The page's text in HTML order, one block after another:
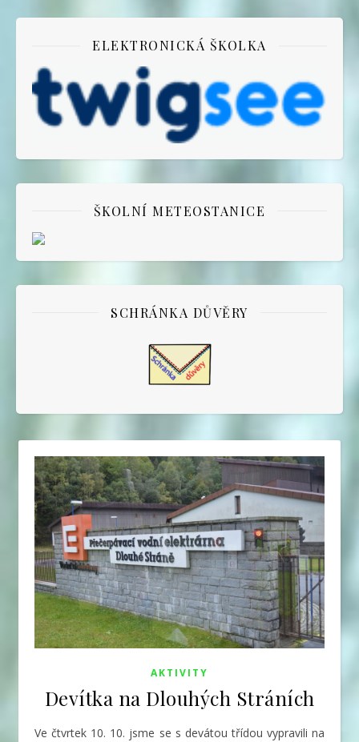
ELEKTRONICKÁ ŠKOLKA
ŠKOLNÍ METEOSTANICE
SCHRÁNKA DŮVĚRY
AKTIVITY
Devítka na Dlouhých Stráních
Ve čtvrtek 10. 10. jsme se s devátou třídou vypravili na